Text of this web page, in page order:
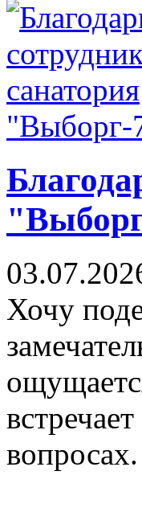
Хочу
вопросах.